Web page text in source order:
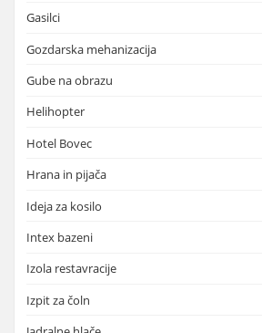
Gasilci
Gozdarska mehanizacija
Gube na obrazu
Helihopter
Hotel Bovec
Hrana in pijača
Ideja za kosilo
Intex bazeni
Izola restavracije
Izpit za čoln